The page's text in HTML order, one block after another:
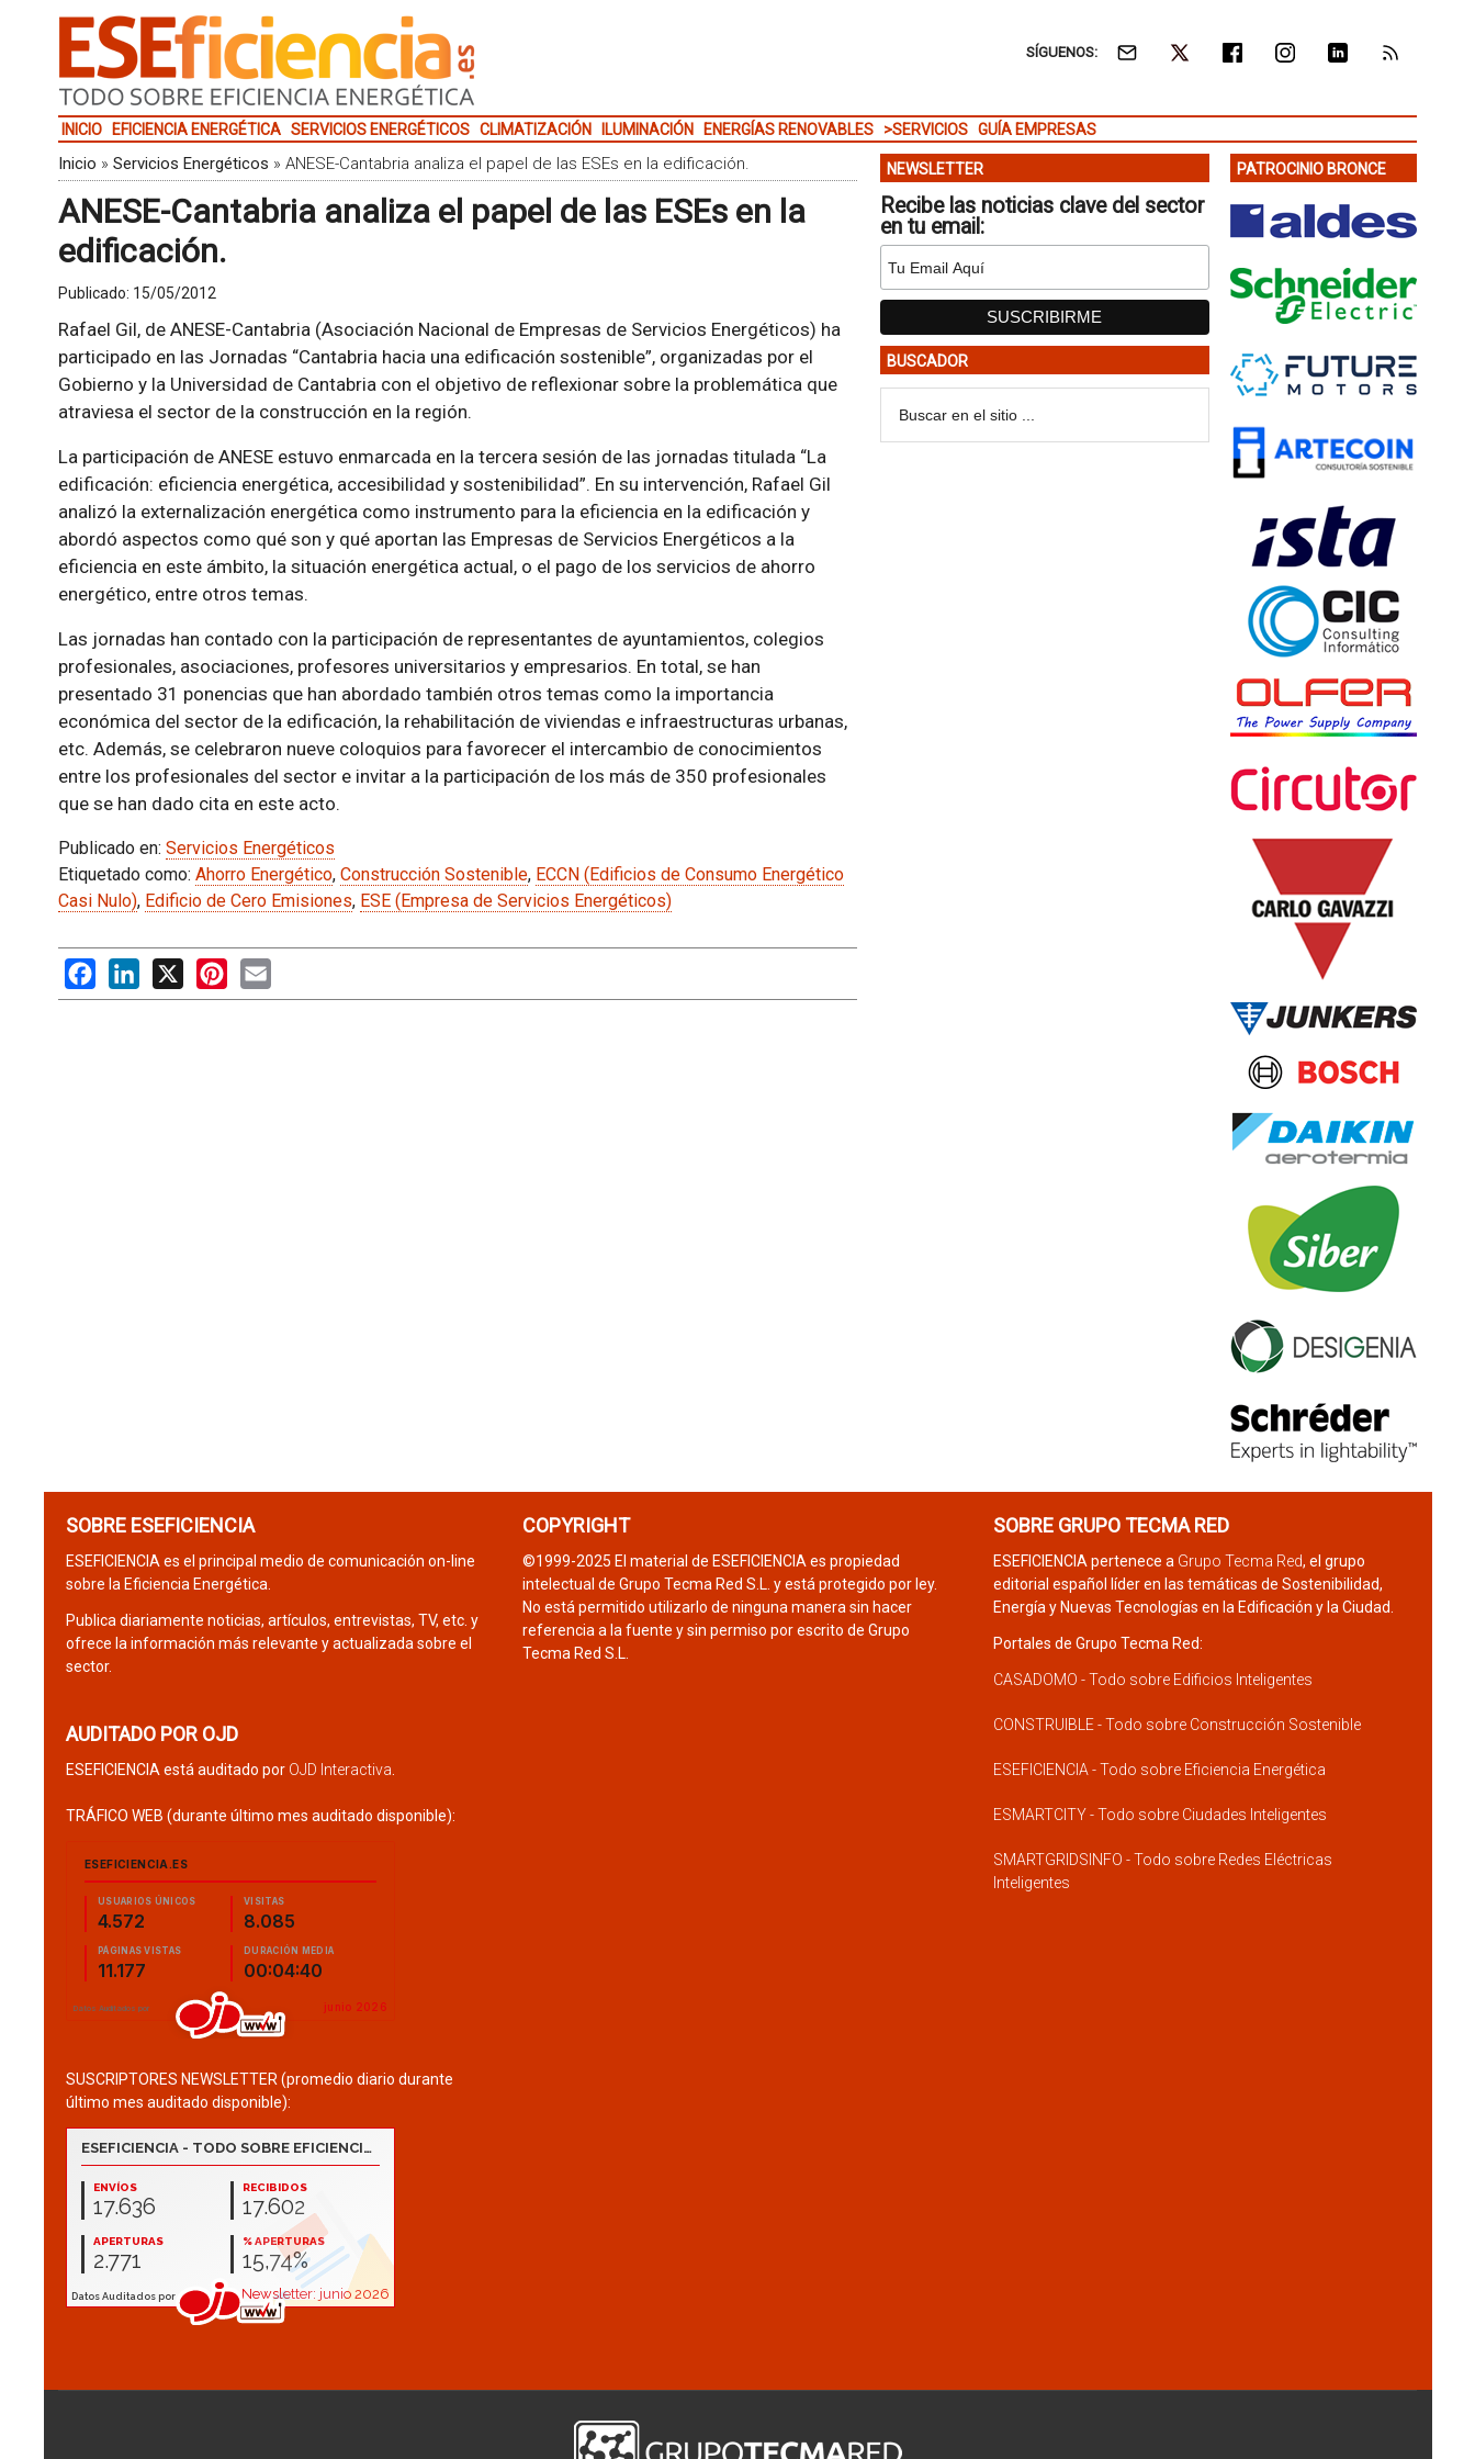
SÍGUENOS:
INICIO EFICIENCIA ENERGÉTICA SERVICIOS ENERGÉTICOS CLIMATIZACIÓN ILUMINACIÓN ENERGÍAS RENOVABLES >SERVICIOS GUÍA EMPRESAS
Inicio » Servicios Energéticos » ANESE-Cantabria analiza el papel de las ESEs en la edificación.
ANESE-Cantabria analiza el papel de las ESEs en la
edificación.
Publicado: 15/05/2012
Rafael Gil, de ANESE-Cantabria (Asociación Nacional de Empresas de Servicios Energéticos) ha
participado en las Jornadas “Cantabria hacia una edificación sostenible”, organizadas por el
Gobierno y la Universidad de Cantabria con el objetivo de reflexionar sobre la problemática que
atraviesa el sector de la construcción en la región.
La participación de ANESE estuvo enmarcada en la tercera sesión de las jornadas titulada “La
edificación: eficiencia energética, accesibilidad y sostenibilidad”. En su intervención, Rafael Gil
analizó la externalización energética como instrumento para la eficiencia en la edificación y
abordó aspectos como qué son y qué aportan las Empresas de Servicios Energéticos a la
eficiencia en este ámbito, la situación energética actual, o el pago de los servicios de ahorro
energético, entre otros temas.
Las jornadas han contado con la participación de representantes de ayuntamientos, colegios
profesionales, asociaciones, profesores universitarios y empresarios. En total, se han
presentado 31 ponencias que han abordado también otros temas como la importancia
económica del sector de la edificación, la rehabilitación de viviendas e infraestructuras urbanas,
etc. Además, se celebraron nueve coloquios para favorecer el intercambio de conocimientos
entre los profesionales del sector e invitar a la participación de los más de 350 profesionales
que se han dado cita en este acto.
Publicado en: Servicios Energéticos
Etiquetado como: Ahorro Energético, Construcción Sostenible, ECCN (Edificios de Consumo Energético
Casi Nulo), Edificio de Cero Emisiones, ESE (Empresa de Servicios Energéticos)
FacebookLinkedIn
X PinterestEmail
NEWSLETTER
Recibe las noticias clave del sector
en tu email:
BUSCADOR
PATROCINIO BRONCE
SOBRE ESEFICIENCIA
ESEFICIENCIA es el principal medio de comunicación on-line
sobre la Eficiencia Energética.
Publica diariamente noticias, artículos, entrevistas, TV, etc. y
ofrece la información más relevante y actualizada sobre el
sector.
AUDITADO POR OJD
ESEFICIENCIA está auditado por OJD Interactiva
TRÁFICO WEB (durante último mes auditado disponible):
SUSCRIPTORES NEWSLETTER (promedio diario durante
último mes auditado disponible):
COPYRIGHT
©1999-2025 El material de ESEFICIENCIA es propiedad
intelectual de Grupo Tecma Red S.L. y está protegido por ley.
No está permitido utilizarlo de ninguna manera sin hacer
referencia a la fuente y sin permiso por escrito de Grupo
Tecma Red S.L.
SOBRE GRUPO TECMA RED
ESEFICIENCIA pertenece a Grupo Tecma Red, el grupo
editorial español líder en las temáticas de Sostenibilidad,
Energía y Nuevas Tecnologías en la Edificación y la Ciudad.
Portales de Grupo Tecma Red:
CASADOMO - Todo sobre Edificios Inteligentes
CONSTRUIBLE - Todo sobre Construcción Sostenible
ESEFICIENCIA - Todo sobre Eficiencia Energética
ESMARTCITY - Todo sobre Ciudades Inteligentes
SMARTGRIDSINFO - Todo sobre Redes Eléctricas
Inteligentes